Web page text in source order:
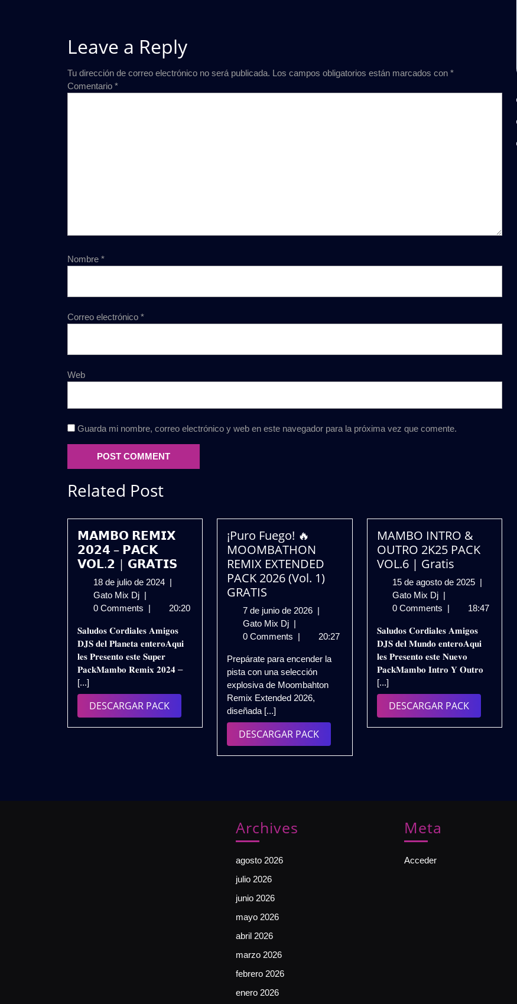
Leave a Reply
Tu dirección de correo electrónico no será publicada. Los campos obligatorios están marcados con *
Comentario *
Nombre *
Correo electrónico *
Web
Guarda mi nombre, correo electrónico y web en este navegador para la próxima vez que comente.
Related Post
𝗠𝗔𝗠𝗕𝗢 𝗥𝗘𝗠𝗜𝗫
𝟮𝟬𝟮𝟰 – 𝗣𝗔𝗖𝗞
𝗩𝗢𝗟.𝟮 | 𝗚𝗥𝗔𝗧𝗜𝗦
18 de julio de 2024 18
julio
2024
|
Gato Mix Dj 𝗠𝗔𝗠𝗕𝗢
𝗥𝗘𝗠𝗜𝗫
–
𝗣𝗔𝗖𝗞
𝗩𝗢𝗟.𝟮
|
|
0 Comments | 20:20
𝐒𝐚𝐥𝐮𝐝𝐨𝐬 𝐂𝐨𝐫𝐝𝐢𝐚𝐥𝐞𝐬 𝐀𝐦𝐢𝐠𝐨𝐬
𝐃𝐉𝐒 𝐝𝐞𝐥 𝐏𝐥𝐚𝐧𝐞𝐭𝐚 𝐞𝐧𝐭𝐞𝐫𝐨𝐀𝐪𝐮𝐢
𝐥𝐞𝐬 𝐏𝐫𝐞𝐬𝐞𝐧𝐭𝐨 𝐞𝐬𝐭𝐞 𝐒𝐮𝐩𝐞𝐫
𝐏𝐚𝐜𝐤𝐌𝐚𝐦𝐛𝐨 𝐑𝐞𝐦𝐢𝐱 𝟐𝟎𝟐𝟒 –
[...]
DESCARGAR PACKDESCARGAR
PACK
¡Puro Fuego! 🔥
MOOMBATHON
REMIX EXTENDED
PACK 2026 (Vol. 1)
GRATIS
7 de junio de 2026 7
junio
2026
|
Gato Mix Dj ¡Puro
Fuego!
MOOMBATHON
REMIX
EXTENDED
PACK
1)
|
0 Comments | 20:27
Prepárate para encender la
pista con una selección
explosiva de Moombahton
Remix Extended 2026,
diseñada [...]
DESCARGAR PACKDESCARGAR
PACK
MAMBO INTRO &
OUTRO 2K25 PACK
VOL.6 | Gratis
15 de agosto de 2025 15
agosto
2025
|
Gato Mix Dj MAMBO
INTRO
OUTRO
2K25
PACK
VOL.6
|
0 Comments | 18:47
𝐒𝐚𝐥𝐮𝐝𝐨𝐬 𝐂𝐨𝐫𝐝𝐢𝐚𝐥𝐞𝐬 𝐀𝐦𝐢𝐠𝐨𝐬
𝐃𝐉𝐒 𝐝𝐞𝐥 𝐌𝐮𝐧𝐝𝐨 𝐞𝐧𝐭𝐞𝐫𝐨𝐀𝐪𝐮𝐢
𝐥𝐞𝐬 𝐏𝐫𝐞𝐬𝐞𝐧𝐭𝐨 𝐞𝐬𝐭𝐞 𝐍𝐮𝐞𝐯𝐨
𝐏𝐚𝐜𝐤𝐌𝐚𝐦𝐛𝐨 𝐈𝐧𝐭𝐫𝐨 𝐘 𝐎𝐮𝐭𝐫𝐨
[...]
DESCARGAR PACKDESCARGAR
PACK
Archives
agosto 2026
julio 2026
junio 2026
mayo 2026
abril 2026
marzo 2026
febrero 2026
enero 2026
Meta
Acceder